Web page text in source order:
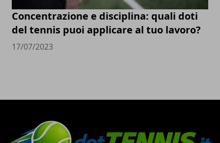
Concentrazione e disciplina: quali doti
del tennis puoi applicare al tuo lavoro?
17/07/2023